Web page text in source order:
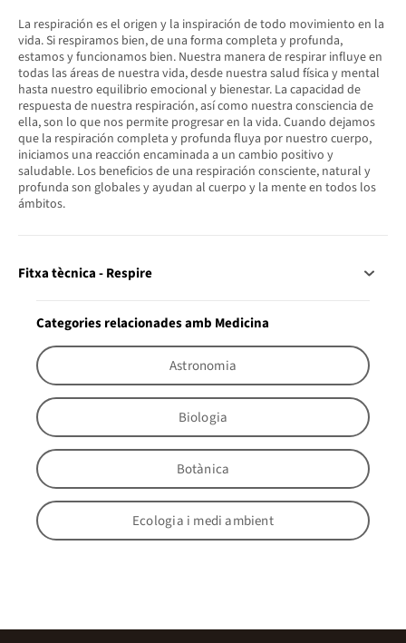
La respiración es el origen y la inspiración de todo movimiento en la
vida. Si respiramos bien, de una forma completa y profunda,
estamos y funcionamos bien. Nuestra manera de respirar influye en
todas las áreas de nuestra vida, desde nuestra salud física y mental
hasta nuestro equilibrio emocional y bienestar. La capacidad de
respuesta de nuestra respiración, así como nuestra consciencia de
ella, son lo que nos permite progresar en la vida. Cuando dejamos
que la respiración completa y profunda fluya por nuestro cuerpo,
iniciamos una reacción encaminada a un cambio positivo y
saludable. Los beneficios de una respiración consciente, natural y
profunda son globales y ayudan al cuerpo y la mente en todos los
ámbitos.
Fitxa tècnica - Respire
Categories relacionades amb Medicina
Astronomia
Biologia
Botànica
Ecologia i medi ambient